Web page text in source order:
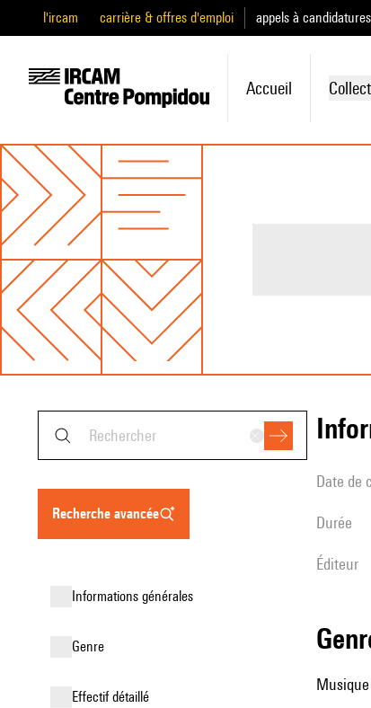
l'ircam carrière & offres d'emploi appels à candidatures
Accueil
recherche avancée
informations générales
genre
effectif détaillé
date de
durée
éditeur